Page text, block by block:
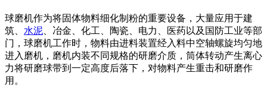
球磨机作为将固体物料细化制粉的重要设备，大量应用于建
筑、 水泥 、冶金、化工、陶瓷、电力、医药以及国防工业等部
门，球磨机工作时，物料由进料装置经入料中空轴螺旋均匀地
进入磨机，磨机内装不同规格的研磨介质，筒体转动产生离心
力将研磨球带到一定高度后落下，对物料产生重击和研磨作
用。